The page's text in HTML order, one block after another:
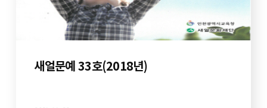
새얼문예 33호(2018년)